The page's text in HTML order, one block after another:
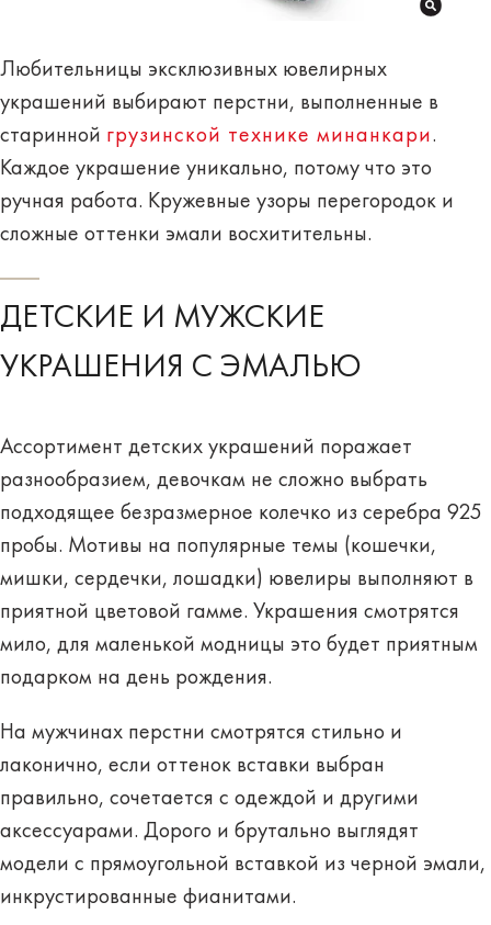
Любительницы эксклюзивных ювелирных
украшений выбирают перстни, выполненные в
старинной грузинской технике минанкари.
Каждое украшение уникально, потому что это
ручная работа. Кружевные узоры перегородок и
сложные оттенки эмали восхитительны.
ДЕТСКИЕ И МУЖСКИЕ
УКРАШЕНИЯ С ЭМАЛЬЮ
Ассортимент детских украшений поражает
разнообразием, девочкам не сложно выбрать
подходящее безразмерное колечко из серебра 925
пробы. Мотивы на популярные темы (кошечки,
мишки, сердечки, лошадки) ювелиры выполняют в
приятной цветовой гамме. Украшения смотрятся
мило, для маленькой модницы это будет приятным
подарком на день рождения.
На мужчинах перстни смотрятся стильно и
лаконично, если оттенок вставки выбран
правильно, сочетается с одеждой и другими
аксессуарами. Дорого и брутально выглядят
модели с прямоугольной вставкой из черной эмали,
инкрустированные фианитами.